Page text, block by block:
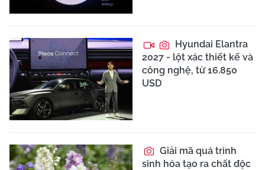
Hyundai Elantra
2027 - lột xác thiết kế và
công nghệ, từ 16.850
USD
Giải mã quá trình
sinh hóa tạo ra chất độc